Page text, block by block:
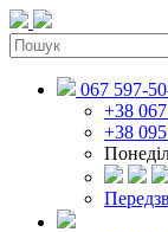
067 597-
+38
+38